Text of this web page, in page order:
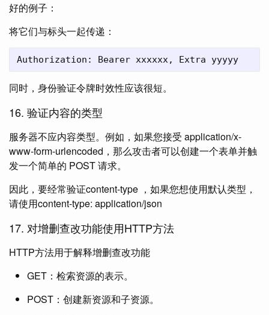
好的例子：
将它们与标头一起传递：
同时，身份验证令牌时效性应该很短。
16. 验证内容的类型
服务器不应内容类型。例如，如果您接受 application/x-
www-form-urlencoded，那么攻击者可以创建一个表单并触
发一个简单的 POST 请求。
因此，要经常验证content-type ，如果您想使用默认类型，
请使用content-type: application/json
17. 对增删查改功能使用HTTP方法
HTTP方法用于解释增删查改功能
GET：检索资源的表示。
POST：创建新资源和子资源。